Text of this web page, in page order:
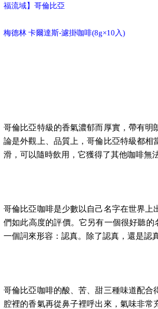
福流域】 哥倫比亞
梅德林 卡爾達斯-濾掛咖啡(8g×10入)
哥倫比亞特級的香氣濃郁而厚實，帶有
論是外觀上、品質上，哥倫比亞特級都
滑，可以隨時飲用，它獲得了其他咖啡無
哥倫比亞咖啡是少數以自己名字在世界
們如此高度的評價。它另有一個很好聽
一個詞來形容：認真。除了認真，還是認真
哥倫比亞咖啡的酸、苦、甜三種味道配
腔裡的香氣再從鼻子裡呼出來，氣味非